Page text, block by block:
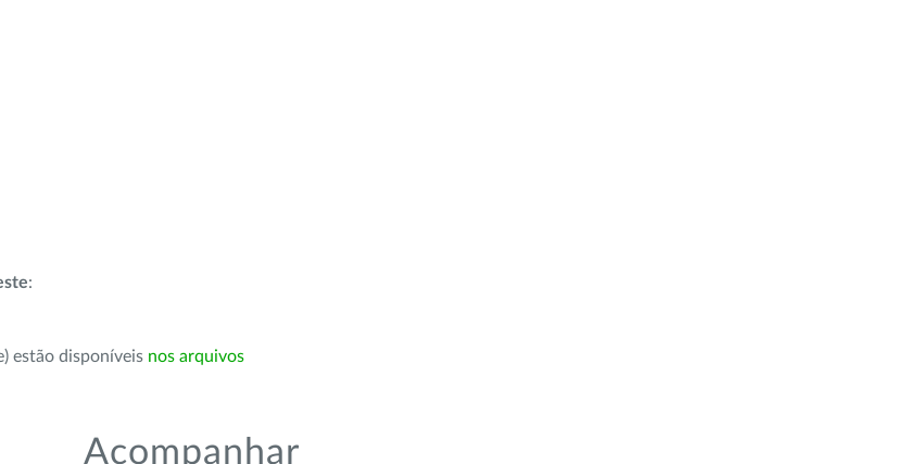
:
estão disponíveis nos arquivos
Acompanhar